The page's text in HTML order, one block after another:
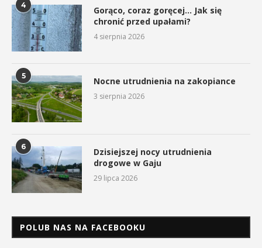
4
Gorąco, coraz goręcej… Jak się
chronić przed upałami?
4 sierpnia 2026
5 Nocne utrudnienia na zakopiance
3 sierpnia 2026
6
Dzisiejszej nocy utrudnienia
drogowe w Gaju
29 lipca 2026
POLUB NAS NA FACEBOOKU